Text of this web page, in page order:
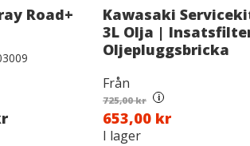
Road+
Kawasaki
3L Olja |
Oljepluggsbricka
Från
725,00 kr i
653,00 kr
I lager